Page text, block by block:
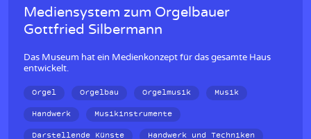
Mediensystem zum Orgelbauer
Gottfried Silbermann
Das Museum hat ein Medienkonzept für das gesamte Haus
entwickelt.
Orgel Orgelbau Orgelmusik
Musik
Handwerk
Musikinstrumente
Darstellende Künste
Handwerk und Techniken